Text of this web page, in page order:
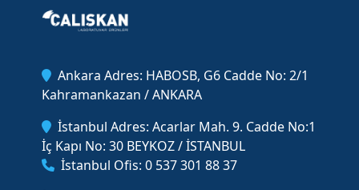
Ankara Adres: HABOSB, G6 Cadde No: 2/1
Kahramankazan / ANKARA
İstanbul Adres: Acarlar Mah. 9. Cadde No:1
İç Kapı No: 30 BEYKOZ / İSTANBUL
İstanbul Ofis: 0 537 301 88 37